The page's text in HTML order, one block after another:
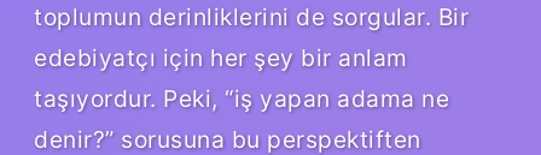
toplumun derinliklerini de sorgular. Bir
edebiyatçı için her şey bir anlam
taşıyordur. Peki, “iş yapan adama ne
denir?” sorusuna bu perspektiften